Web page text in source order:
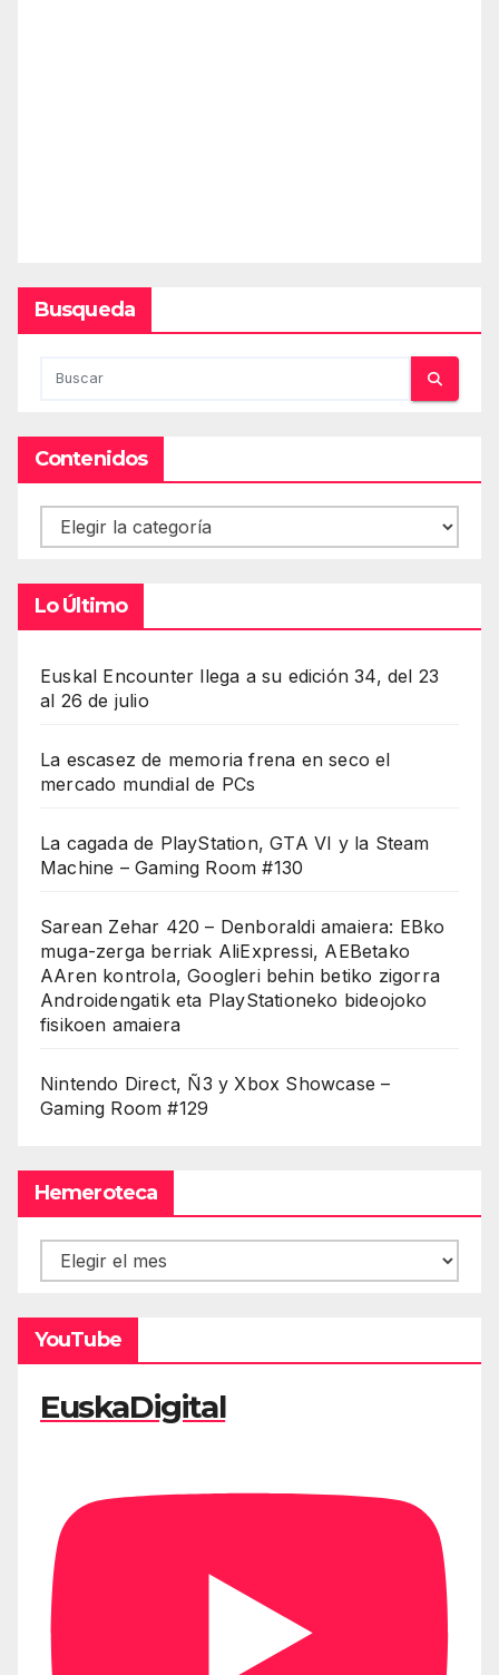
Busqueda
Contenidos
Contenidos
Lo Último
Euskal Encounter llega a su edición 34, del 23
al 26 de julio
La escasez de memoria frena en seco el
mercado mundial de PCs
La cagada de PlayStation, GTA VI y la Steam
Machine – Gaming Room #130
Sarean Zehar 420 – Denboraldi amaiera: EBko
muga-zerga berriak AliExpressi, AEBetako
AAren kontrola, Googleri behin betiko zigorra
Androidengatik eta PlayStationeko bideojoko
fisikoen amaiera
Nintendo Direct, Ñ3 y Xbox Showcase –
Gaming Room #129
Hemeroteca
Hemeroteca
YouTube
EuskaDigital